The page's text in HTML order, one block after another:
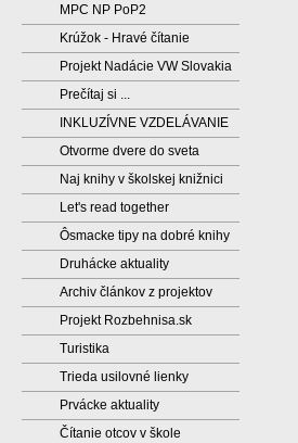
MPC NP PoP2
Krúžok - Hravé čítanie
Projekt Nadácie VW Slovakia
Prečítaj si ...
INKLUZÍVNE VZDELÁVANIE
Otvorme dvere do sveta
Naj knihy v školskej knižnici
Let's read together
Ôsmacke tipy na dobré knihy
Druhácke aktuality
Archiv článkov z projektov
Projekt Rozbehnisa.sk
Turistika
Trieda usilovné lienky
Prvácke aktuality
Čítanie otcov v škole